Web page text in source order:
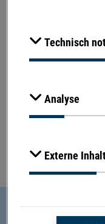
Technisch
Analyse
Externe